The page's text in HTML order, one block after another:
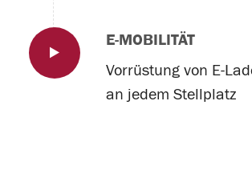
E-MOBILITÄT
Vorrüstung von E-
an jedem Stellplatz